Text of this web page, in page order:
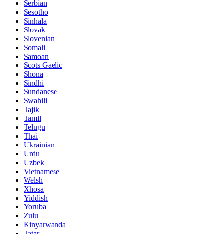
Serbian
Sesotho
Sinhala
Slovak
Slovenian
Somali
Samoan
Scots Gaelic
Shona
Sindhi
Sundanese
Swahili
Tajik
Tamil
Telugu
Thai
Ukrainian
Urdu
Uzbek
Vietnamese
Welsh
Xhosa
Yiddish
Yoruba
Zulu
Kinyarwanda